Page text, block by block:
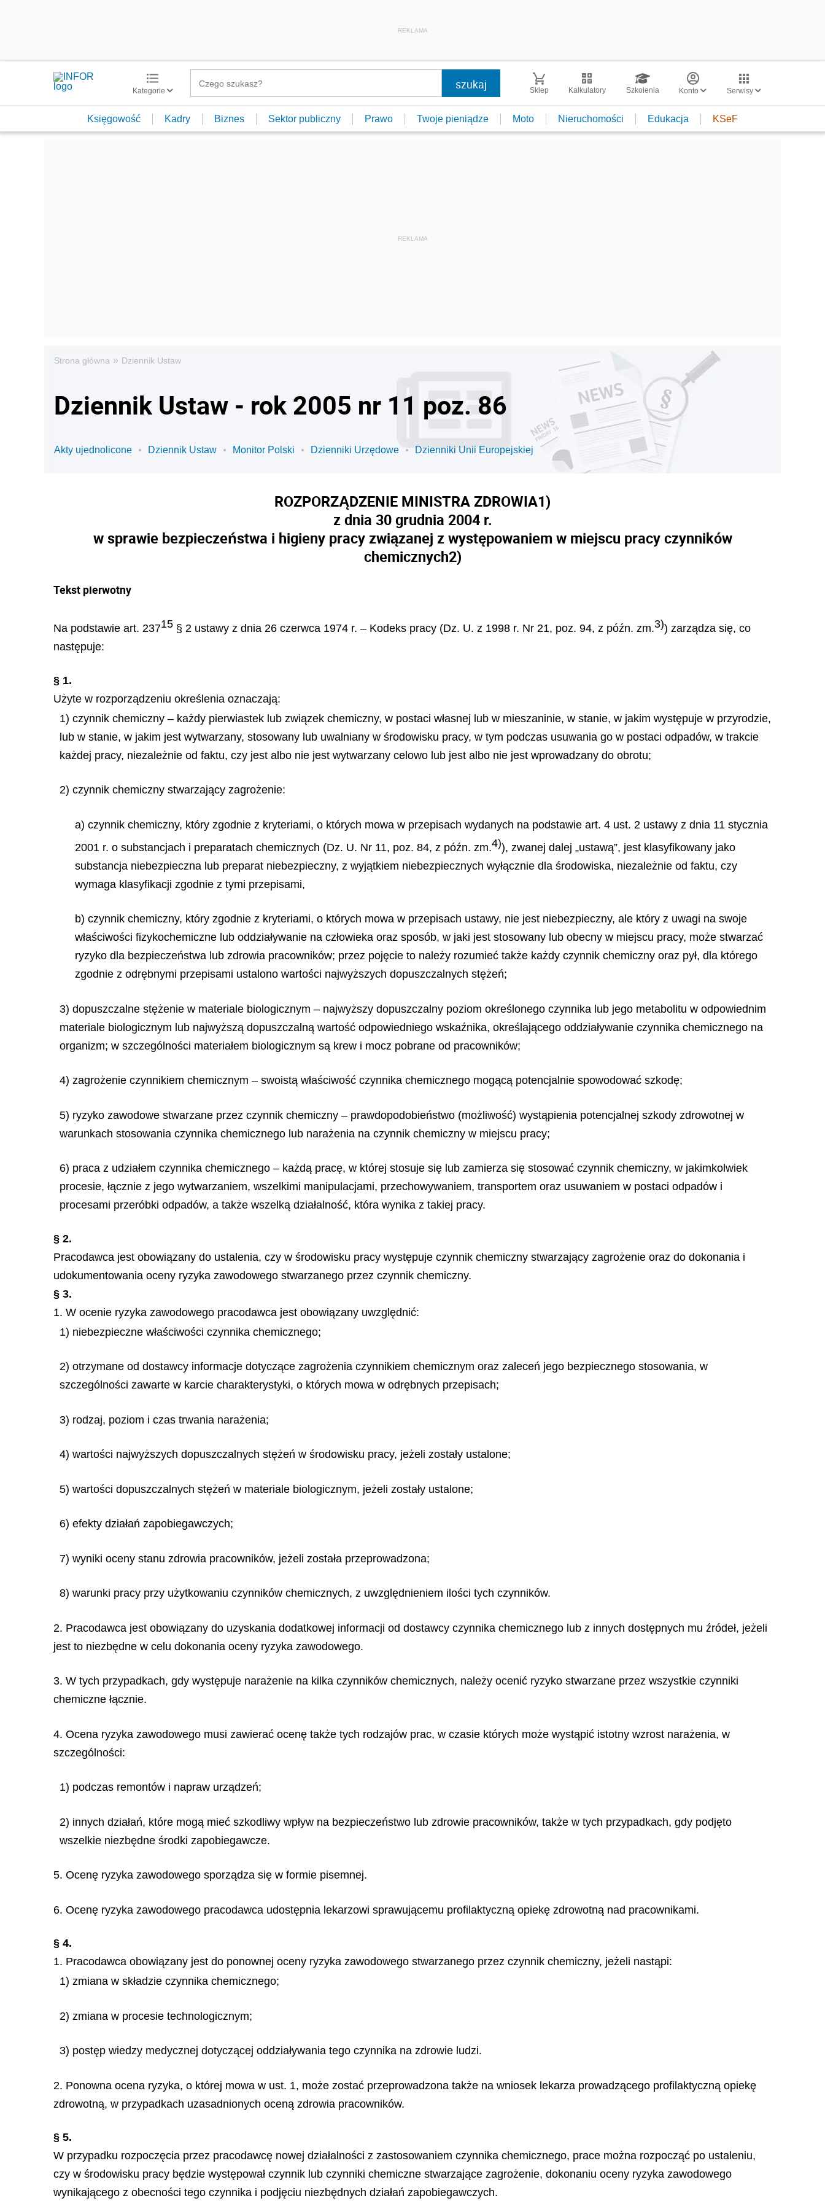
REKLAMA
Kategorie Sklep Kalkulatory Szkolenia Konto Serwisy
Księgowość Kadry Biznes Sektor publiczny Prawo Twoje pieniądze Moto Nieruchomości Edukacja KSeF
Strona główna » Dziennik Ustaw
Dziennik Ustaw - rok 2005 nr 11 poz. 86
Akty ujednolicone Dziennik Ustaw Monitor Polski Dzienniki Urzędowe Dzienniki Unii Europejskiej
ROZPORZĄDZENIE MINISTRA ZDROWIA1)
z dnia 30 grudnia 2004 r.
w sprawie bezpieczeństwa i higieny pracy związanej z występowaniem w miejscu pracy czynników
chemicznych2)
Tekst pierwotny
Na podstawie art. 23715 § 2 ustawy z dnia 26 czerwca 1974 r. – Kodeks pracy (Dz. U. z 1998 r. Nr 21, poz. 94, z późn. zm.3)) zarządza się, co
następuje:
§ 1.
Użyte w rozporządzeniu określenia oznaczają:
1) czynnik chemiczny – każdy pierwiastek lub związek chemiczny, w postaci własnej lub w mieszaninie, w stanie, w jakim występuje w przyrodzie,
lub w stanie, w jakim jest wytwarzany, stosowany lub uwalniany w środowisku pracy, w tym podczas usuwania go w postaci odpadów, w trakcie
każdej pracy, niezależnie od faktu, czy jest albo nie jest wytwarzany celowo lub jest albo nie jest wprowadzany do obrotu;
2) czynnik chemiczny stwarzający zagrożenie:
a) czynnik chemiczny, który zgodnie z kryteriami, o których mowa w przepisach wydanych na podstawie art. 4 ust. 2 ustawy z dnia 11 stycznia
2001 r. o substancjach i preparatach chemicznych (Dz. U. Nr 11, poz. 84, z późn. zm.4)), zwanej dalej „ustawą”, jest klasyfikowany jako
substancja niebezpieczna lub preparat niebezpieczny, z wyjątkiem niebezpiecznych wyłącznie dla środowiska, niezależnie od faktu, czy
wymaga klasyfikacji zgodnie z tymi przepisami,
b) czynnik chemiczny, który zgodnie z kryteriami, o których mowa w przepisach ustawy, nie jest niebezpieczny, ale który z uwagi na swoje
właściwości fizykochemiczne lub oddziaływanie na człowieka oraz sposób, w jaki jest stosowany lub obecny w miejscu pracy, może stwarzać
ryzyko dla bezpieczeństwa lub zdrowia pracowników; przez pojęcie to należy rozumieć także każdy czynnik chemiczny oraz pył, dla którego
zgodnie z odrębnymi przepisami ustalono wartości najwyższych dopuszczalnych stężeń;
3) dopuszczalne stężenie w materiale biologicznym – najwyższy dopuszczalny poziom określonego czynnika lub jego metabolitu w odpowiednim
materiale biologicznym lub najwyższą dopuszczalną wartość odpowiedniego wskaźnika, określającego oddziaływanie czynnika chemicznego na
organizm; w szczególności materiałem biologicznym są krew i mocz pobrane od pracowników;
4) zagrożenie czynnikiem chemicznym – swoistą właściwość czynnika chemicznego mogącą potencjalnie spowodować szkodę;
5) ryzyko zawodowe stwarzane przez czynnik chemiczny – prawdopodobieństwo (możliwość) wystąpienia potencjalnej szkody zdrowotnej w
warunkach stosowania czynnika chemicznego lub narażenia na czynnik chemiczny w miejscu pracy;
6) praca z udziałem czynnika chemicznego – każdą pracę, w której stosuje się lub zamierza się stosować czynnik chemiczny, w jakimkolwiek
procesie, łącznie z jego wytwarzaniem, wszelkimi manipulacjami, przechowywaniem, transportem oraz usuwaniem w postaci odpadów i
procesami przeróbki odpadów, a także wszelką działalność, która wynika z takiej pracy.
§ 2.
Pracodawca jest obowiązany do ustalenia, czy w środowisku pracy występuje czynnik chemiczny stwarzający zagrożenie oraz do dokonania i
udokumentowania oceny ryzyka zawodowego stwarzanego przez czynnik chemiczny.
§ 3.
1. W ocenie ryzyka zawodowego pracodawca jest obowiązany uwzględnić:
1) niebezpieczne właściwości czynnika chemicznego;
2) otrzymane od dostawcy informacje dotyczące zagrożenia czynnikiem chemicznym oraz zaleceń jego bezpiecznego stosowania, w
szczególności zawarte w karcie charakterystyki, o których mowa w odrębnych przepisach;
3) rodzaj, poziom i czas trwania narażenia;
4) wartości najwyższych dopuszczalnych stężeń w środowisku pracy, jeżeli zostały ustalone;
5) wartości dopuszczalnych stężeń w materiale biologicznym, jeżeli zostały ustalone;
6) efekty działań zapobiegawczych;
7) wyniki oceny stanu zdrowia pracowników, jeżeli została przeprowadzona;
8) warunki pracy przy użytkowaniu czynników chemicznych, z uwzględnieniem ilości tych czynników.
2. Pracodawca jest obowiązany do uzyskania dodatkowej informacji od dostawcy czynnika chemicznego lub z innych dostępnych mu źródeł, jeżeli
jest to niezbędne w celu dokonania oceny ryzyka zawodowego.
3. W tych przypadkach, gdy występuje narażenie na kilka czynników chemicznych, należy ocenić ryzyko stwarzane przez wszystkie czynniki
chemiczne łącznie.
4. Ocena ryzyka zawodowego musi zawierać ocenę także tych rodzajów prac, w czasie których może wystąpić istotny wzrost narażenia, w
szczególności:
1) podczas remontów i napraw urządzeń;
2) innych działań, które mogą mieć szkodliwy wpływ na bezpieczeństwo lub zdrowie pracowników, także w tych przypadkach, gdy podjęto
wszelkie niezbędne środki zapobiegawcze.
5. Ocenę ryzyka zawodowego sporządza się w formie pisemnej.
6. Ocenę ryzyka zawodowego pracodawca udostępnia lekarzowi sprawującemu profilaktyczną opiekę zdrowotną nad pracownikami.
§ 4.
1. Pracodawca obowiązany jest do ponownej oceny ryzyka zawodowego stwarzanego przez czynnik chemiczny, jeżeli nastąpi:
1) zmiana w składzie czynnika chemicznego;
2) zmiana w procesie technologicznym;
3) postęp wiedzy medycznej dotyczącej oddziaływania tego czynnika na zdrowie ludzi.
2. Ponowna ocena ryzyka, o której mowa w ust. 1, może zostać przeprowadzona także na wniosek lekarza prowadzącego profilaktyczną opiekę
zdrowotną, w przypadkach uzasadnionych oceną zdrowia pracowników.
§ 5.
W przypadku rozpoczęcia przez pracodawcę nowej działalności z zastosowaniem czynnika chemicznego, prace można rozpocząć po ustaleniu,
czy w środowisku pracy będzie występował czynnik lub czynniki chemiczne stwarzające zagrożenie, dokonaniu oceny ryzyka zawodowego
wynikającego z obecności tego czynnika i podjęciu niezbędnych działań zapobiegawczych.